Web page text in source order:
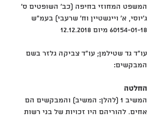
המשפט המחוזי בחיפה (כב' השופטים ס'
ג'יוסי, א' ויינשטיין וח' שרעבי) בעמ"ש
60154-01-18 מיום 12.12.2018
עו"ד גד שטילמן; עו"ד צביקה גלזר בשם
המבקשים:
החלטה
המשיב 1 (להלן: המשיב) והמבקשים הם
אחים. להוריהם היו זכויות של בני רשות